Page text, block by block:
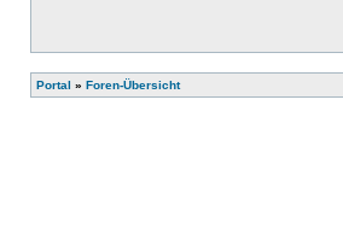
Portal » Foren-Übersicht